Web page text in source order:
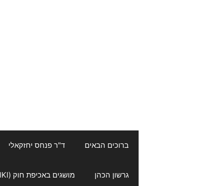
ברוכים הבאים ד"ר פנחס יחזקאלי
גרשון הכהן מושגים באכיפת חוק (WIKI)